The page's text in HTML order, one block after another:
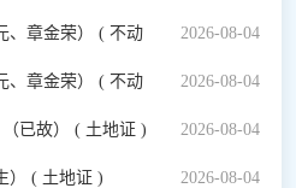
2026-08-04
、章金荣） ( 不动
2026-08-04
、章金荣） ( 不动
2026-08-04
已故） ( 土地证 )
2026-08-04
） ( 土地证 )